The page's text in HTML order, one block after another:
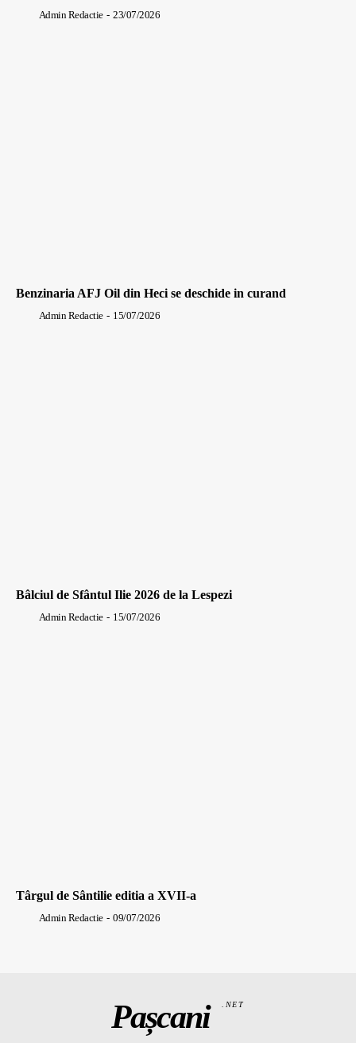
Admin Redactie - 23/07/2026
Benzinaria AFJ Oil din Heci se deschide in curand
Admin Redactie - 15/07/2026
Bâlciul de Sfântul Ilie 2026 de la Lespezi
Admin Redactie - 15/07/2026
Târgul de Sântilie editia a XVII-a
Admin Redactie - 09/07/2026
Pașcani .NET